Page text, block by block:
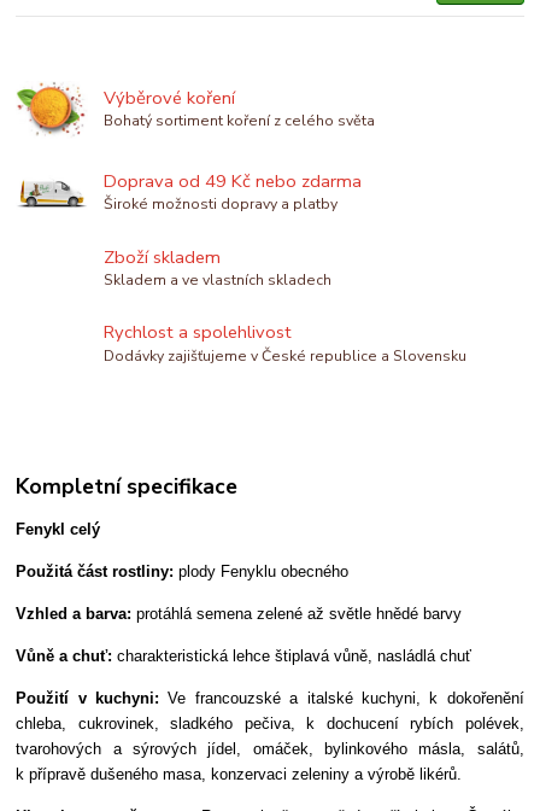
Výběrové koření
Bohatý sortiment koření z celého světa
Doprava od 49 Kč nebo zdarma
Široké možnosti dopravy a platby
Zboží skladem
Skladem a ve vlastních skladech
Rychlost a spolehlivost
Dodávky zajišťujeme v České republice a Slovensku
Kompletní specifikace
Fenykl celý
Použitá část rostliny: plody Fenyklu obecného
Vzhled a barva:protáhlá semena zelené až světle hnědé barvy
Vůně a chuť: charakteristická lehce štiplavá vůně, nasládlá chuť
Použití v kuchyni: Ve francouzské a italské kuchyni, k dokořenění
chleba, cukrovinek, sladkého pečiva, k dochucení rybích polévek,
tvarohových a sýrových jídel, omáček, bylinkového másla, salátů,
k přípravě dušeného masa, konzervaci zeleniny a výrobě likérů.